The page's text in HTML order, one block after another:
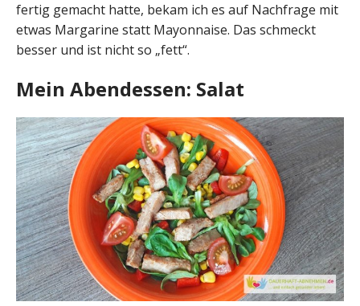
fertig gemacht hatte, bekam ich es auf Nachfrage mit
etwas Margarine statt Mayonnaise. Das schmeckt
besser und ist nicht so „fett“.
Mein Abendessen: Salat